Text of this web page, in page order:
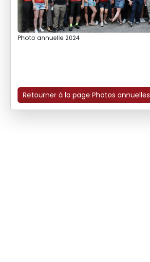
Photo annuelle 2024
Retourner à la page Photos annuelles